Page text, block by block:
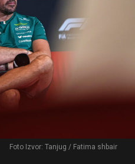
Foto Izvor: Tanjug / Fatima shbair